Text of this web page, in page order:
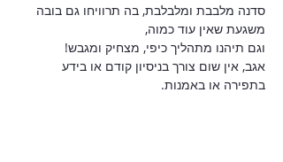
סדנה מלבבת ומלבלבת, בה תרוויחו גם בובה
משגעת שאין עוד כמוה,
וגם תיהנו מתהליך כיפי, מצחיק ומגבש!
אגב, אין שום צורך בניסיון קודם או בידע
בתפירה או באמנות.